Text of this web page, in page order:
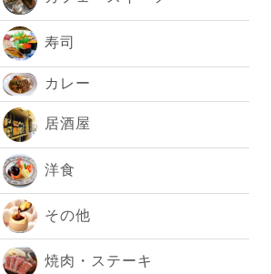
寿司
カレー
居酒屋
洋食
その他
焼肉・ステーキ